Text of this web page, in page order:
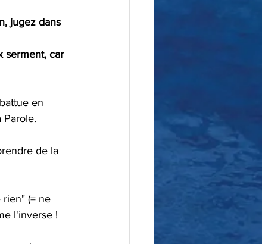
jugez dans
serment, car
l'inverse !